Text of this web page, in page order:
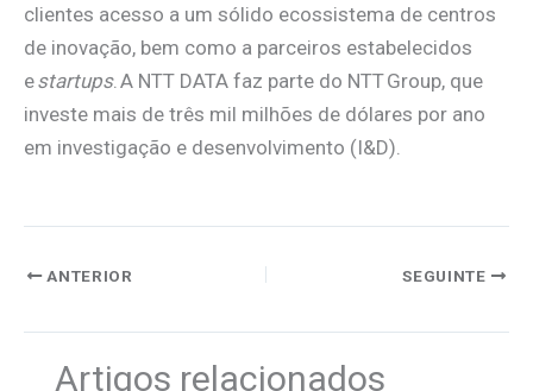
clientes acesso a um sólido ecossistema de centros
de inovação, bem como a parceiros estabelecidos
estartups. A NTT DATA faz parte do NTT Group, que
investe mais de três mil milhões de dólares por ano
em investigação e desenvolvimento (I&D).
ANTERIOR SEGUINTE
Artigos relacionados